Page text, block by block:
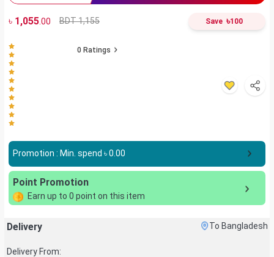
৳ 1,055.00 BDT 1,155 Save ৳100
0 Ratings
Promotion : Min. spend ৳0.00
Point Promotion
Earn up to 0 point on this item
Delivery To Bangladesh
Delivery From: